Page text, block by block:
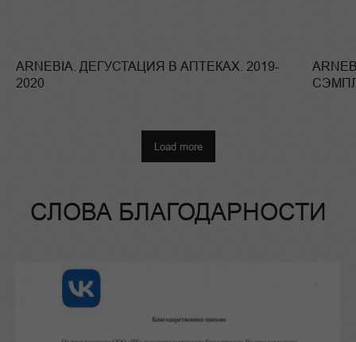
ARNEBIA. ДЕГУСТАЦИЯ В АПТЕКАХ. 2019-
2020
Load more
СЛОВА БЛАГОДАРНОСТИ